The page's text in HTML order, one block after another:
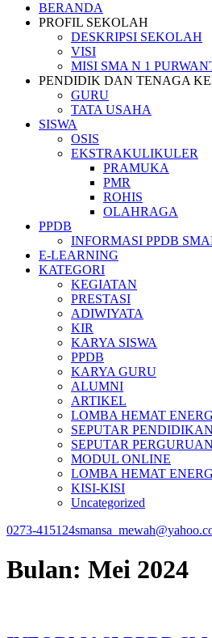
BERANDA
PROFIL SEKOLAH
DESKRIPSI SEKOLAH
VISI
MISI SMA N 1
PENDIDIK DAN TENAGA
GURU
TATA USAHA
SISWA
OSIS
EKSTRAKULIKULER
PRAMUKA
PMR
ROHIS
OLAHRAGA
PPDB
INFORMASI PPDB
E-LEARNING
KATEGORI
KEGIATAN
PRESTASI
ADIWIYATA
KIR
KARYA SISWA
PPDB
KARYA GURU
ALUMNI
ARTIKEL
LOMBA HEMAT
SEPUTAR PENDIDIKAN
SEPUTAR
MODUL ONLINE
LOMBA HEMAT
KISI-KISI
Uncategorized
0273-415124
Bulan: Mei 2024